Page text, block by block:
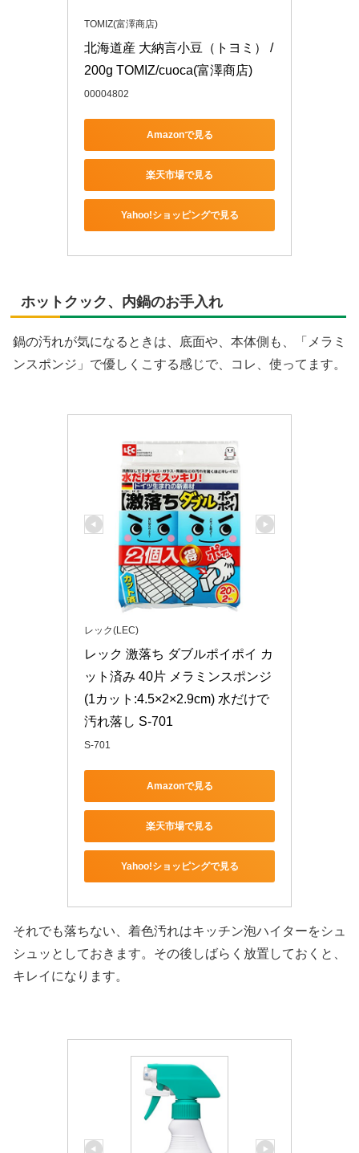
TOMIZ(富澤商店)
北海道産 大納言小豆（トヨミ） /
200g TOMIZ/cuoca(富澤商店)
00004802
Amazonで見る
楽天市場で見る
Yahoo!ショッピングで見る
ホットクック、内鍋のお手入れ
鍋の汚れが気になるときは、底面や、本体側も、「メラミ
ンスポンジ」で優しくこする感じで、コレ、使ってます。
レック(LEC)
レック 激落ち ダブルポイポイ カ
ット済み 40片 メラミンスポンジ
(1カット:4.5×2×2.9cm) 水だけで
汚れ落し S-701
S-701
Amazonで見る
楽天市場で見る
Yahoo!ショッピングで見る
それでも落ちない、着色汚れはキッチン泡ハイターをシュ
シュッとしておきます。その後しばらく放置しておくと、
キレイになります。